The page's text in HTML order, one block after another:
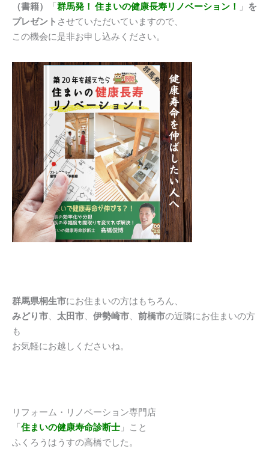
（書籍）
「群馬発！ 住まいの健康長寿リノベーション！ 」 を
プレゼント させていただいていますので、
この機会に是非お申し込みください。
群馬県桐生市にお住まいの方はもちろん、
みどり市、 太田市、 伊勢崎市、 前橋市の近隣にお住まいの方
も
お気軽にお越しくださいね。
リフォーム・リノベーション専門店
「住まいの健康寿命診断士 」こと
ふくろうはうすの高橋でした。